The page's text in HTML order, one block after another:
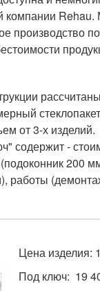
компании Rehau.
производство
от 3-х изделий.
содержит -
200
работы
Цена изделия:
Под ключ: 19